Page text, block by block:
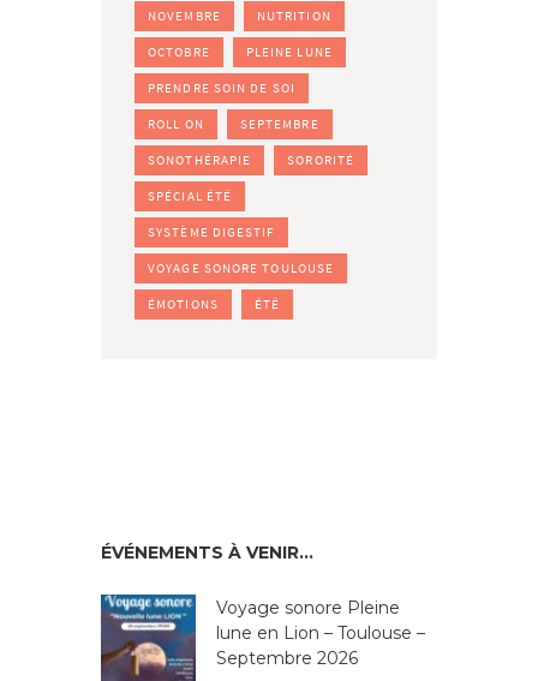
NOVEMBRE NUTRITION
OCTOBRE PLEINE LUNE
PRENDRE SOIN DE SOI
ROLL ON SEPTEMBRE
SONOTHÉRAPIE SORORITÉ
SPÉCIAL ÉTÉ
SYSTÈME DIGESTIF
VOYAGE SONORE TOULOUSE
ÉMOTIONS ÉTÉ
ÉVÉNEMENTS À VENIR…
Voyage sonore Pleine
lune en Lion – Toulouse –
Septembre 2026